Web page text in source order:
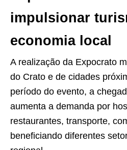
impulsionar
economia local
A realização da Expocrato
do Crato e de cidades
período do evento, a
aumenta a demanda por
restaurantes, transporte,
beneficiando diferentes